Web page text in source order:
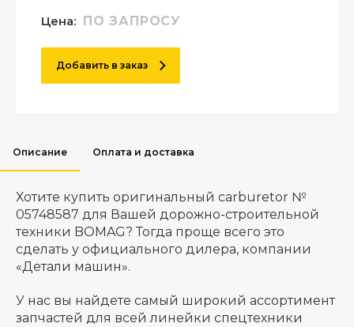
Цена: ПО ЗАПРОСУ
Добавить в заказ
Описание Оплата и доставка
Хотите купить оригинальный carburetor №
05748587 для Вашей дорожно-строительной
техники BOMAG? Тогда проще всего это
сделать у официального дилера, компании
«Детали машин».
У нас вы найдете самый широкий ассортимент
запчастей для всей линейки спецтехники